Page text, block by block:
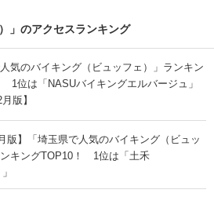
」のアクセスランキング
人気のバイキング（ビュッフェ）」ランキン
1位は「NASUバイキングエルバージュ」
版】
版】「埼玉県で人気のバイキング（ビュッ
キングTOP10！ 1位は「土禾